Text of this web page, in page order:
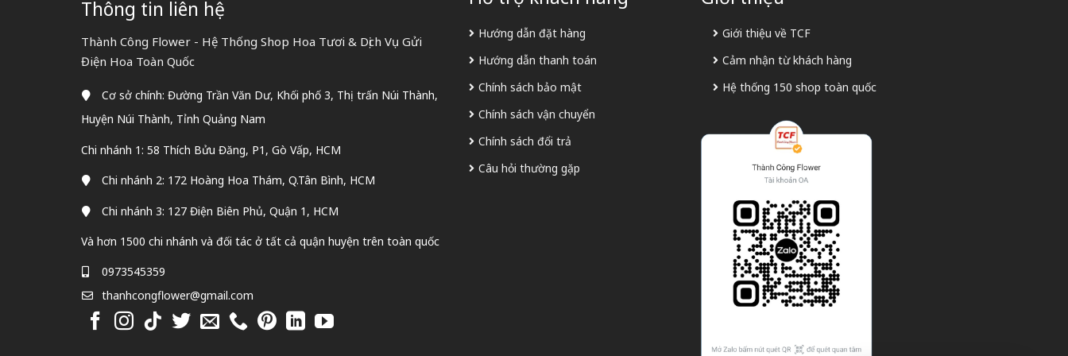
Thông tin liên hệ
Thành Công Flower - Hệ Thống Shop Hoa Tươi & Dịch Vụ Gửi
Điện Hoa Toàn Quốc
Cơ sở chính: Đường Trần Văn Dư, Khối phố 3, Thị trấn Núi Thành,
Huyện Núi Thành, Tỉnh Quảng Nam
Chi nhánh 1: 58 Thích Bửu Đăng, P1, Gò Vấp, HCM
Chi nhánh 2: 172 Hoàng Hoa Thám, Q.Tân Bình, HCM
Chi nhánh 3: 127 Điện Biên Phủ, Quận 1, HCM
Và hơn 1500 chi nhánh và đối tác ở tất cả quận huyện trên toàn quốc
0973545359
thanhcongflower@gmail.com
Hướng dẫn đặt hàng
Hướng dẫn thanh toán
Chính sách bảo mật
Chính sách vận chuyển
Chính sách đổi trả
Câu hỏi thường gặp
Giới thiệu về TCF
Cảm nhận từ khách hàng
Hệ thống 150 shop toàn quốc